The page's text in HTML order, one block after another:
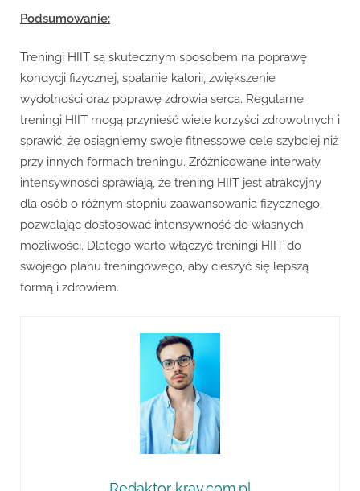
Podsumowanie:
Treningi HIIT są skutecznym sposobem na poprawę
kondycji fizycznej, spalanie kalorii, zwiększenie
wydolności oraz poprawę zdrowia serca. Regularne
treningi HIIT mogą przynieść wiele korzyści zdrowotnych i
sprawić, że osiągniemy swoje fitnessowe cele szybciej niż
przy innych formach treningu. Zróżnicowane interwały
intensywności sprawiają, że trening HIIT jest atrakcyjny
dla osób o różnym stopniu zaawansowania fizycznego,
pozwalając dostosować intensywność do własnych
możliwości. Dlatego warto włączyć treningi HIIT do
swojego planu treningowego, aby cieszyć się lepszą
formą i zdrowiem.